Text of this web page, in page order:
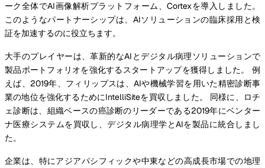
ーク全体でAI画像解析プラットフォーム、Cortexを導入しました。
このようなパートナーシップは、AIソリューションの臨床採用と検
証を加速するのに役立ちます。
大手のプレイヤーは、革新的なAIとデジタル病理ソリューションで
製品ポートフォリオを強化するスタートアップを獲得しました。 例
えば、2019年、フィリップスは、AIや機械学習を用いた精密診断事
業の地位を強化するためにIntelliSiteを買収しました。 同様に、ロチ
ェ診断は、組織ベースの癌診断のリーダーである2019年にベンター
ナ医療システムを買収し、デジタル病理学とAIを製品に統合しまし
た。
企業は、特にアジアパシフィックや中東などの高成長市場での地理